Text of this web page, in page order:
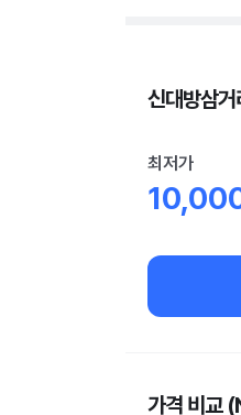
신대방삼
최저가
가격 비교